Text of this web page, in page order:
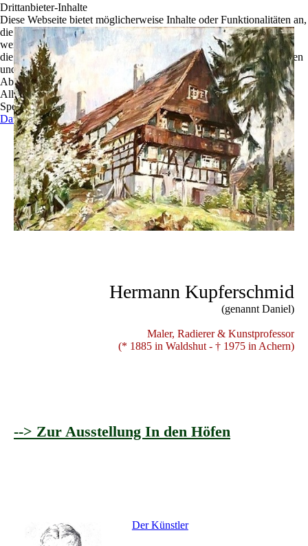
Hermann Kupferschmid
(genannt Daniel)
Maler, Radierer & Kunstprofessor
(* 1885 in Waldshut - † 1975 in Achern)
--> Zur Ausstellung In den Höfen
Der Künstler
Drittanbieter-Inhalte
Diese Webseite bietet möglicherweise Inhalte oder Funktionalitäten an,
die von Drittanbietern eigenverantwortlich zur Verfügung gestellt
werden. Diese Drittanbieter können eigene Cookies setzen, z.B. um
die Nutzeraktivität zu verfolgen oder ihre Angebote zu personalisieren
und zu optimieren.
Ablehnen
Alle akzeptieren
Speichern
Datenschutzerklärung